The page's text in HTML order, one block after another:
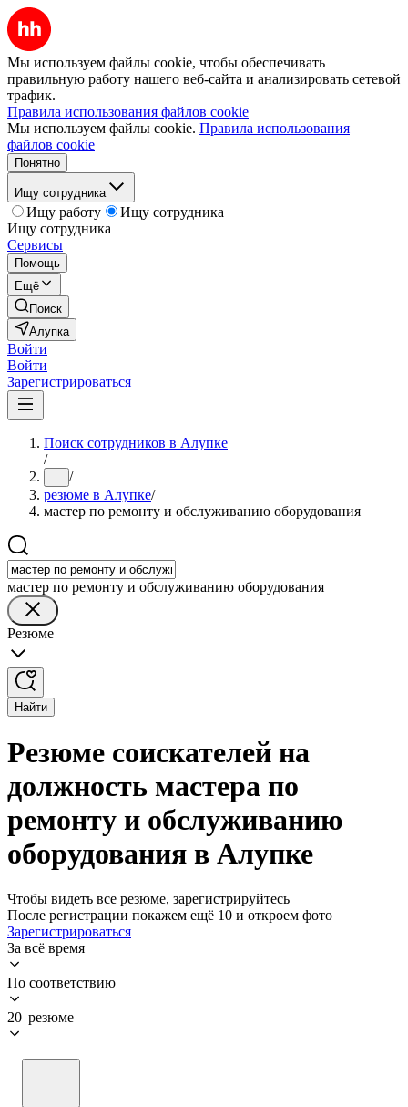
Мы используем файлы cookie, чтобы обеспечивать
правильную работу нашего веб-сайта и анализировать сетевой
трафик.
Правила использования файлов cookie
Мы используем файлы cookie. Правила использования
файлов cookie
Понятно
Ищу сотрудника
Ищу работу
Ищу сотрудника
Ищу сотрудника
Сервисы
Помощь
Ещё
Поиск
Алупка
Войти
Войти
Зарегистрироваться
Поиск сотрудников в Алупке
/
... /
резюме в Алупке/
мастер по ремонту и обслуживанию оборудования
мастер по ремонту и обслуживанию оборудования
Резюме
Найти
Резюме соискателей на
должность мастера по
ремонту и обслуживанию
оборудования в Алупке
Чтобы видеть все резюме, зарегистрируйтесь
После регистрации покажем ещё 10 и откроем фото
Зарегистрироваться
За всё время
По соответствию
20 резюме